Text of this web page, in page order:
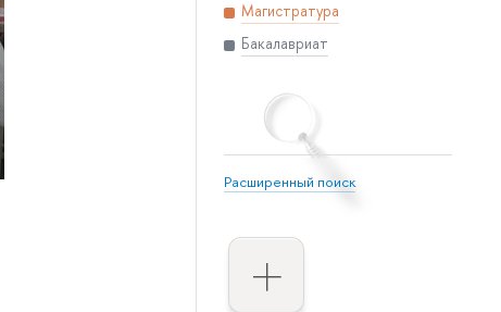
Магистратура
Бакалавриат
Расширенный поиск